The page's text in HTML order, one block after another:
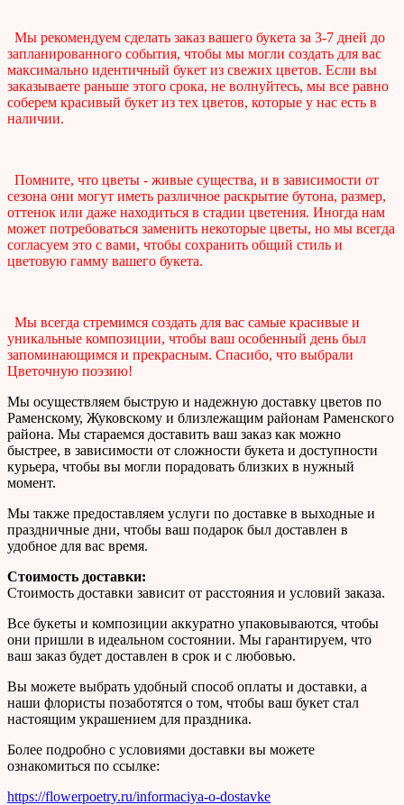
Мы рекомендуем сделать заказ вашего букета за 3-7 дней до
запланированного события, чтобы мы могли создать для вас
максимально идентичный букет из свежих цветов. Если вы
заказываете раньше этого срока, не волнуйтесь, мы все равно
соберем красивый букет из тех цветов, которые у нас есть в
наличии.
Помните, что цветы - живые существа, и в зависимости от
сезона они могут иметь различное раскрытие бутона, размер,
оттенок или даже находиться в стадии цветения. Иногда нам
может потребоваться заменить некоторые цветы, но мы всегда
согласуем это с вами, чтобы сохранить общий стиль и
цветовую гамму вашего букета.
Мы всегда стремимся создать для вас самые красивые и
уникальные композиции, чтобы ваш особенный день был
запоминающимся и прекрасным. Спасибо, что выбрали
Цветочную поэзию!
Мы осуществляем быструю и надежную доставку цветов по
Раменскому, Жуковскому и близлежащим районам Раменского
района. Мы стараемся доставить ваш заказ как можно
быстрее, в зависимости от сложности букета и доступности
курьера, чтобы вы могли порадовать близких в нужный
момент.
Мы также предоставляем услуги по доставке в выходные и
праздничные дни, чтобы ваш подарок был доставлен в
удобное для вас время.
Стоимость доставки:
Стоимость доставки зависит от расстояния и условий заказа.
Все букеты и композиции аккуратно упаковываются, чтобы
они пришли в идеальном состоянии. Мы гарантируем, что
ваш заказ будет доставлен в срок и с любовью.
Вы можете выбрать удобный способ оплаты и доставки, а
наши флористы позаботятся о том, чтобы ваш букет стал
настоящим украшением для праздника.
Более подробно с условиями доставки вы можете
ознакомиться по ссылке:
https://flowerpoetry.ru/informaciya-o-dostavke